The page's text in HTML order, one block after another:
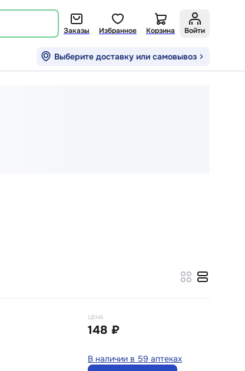
Заказы Избранное Корзина Войти
Выберите доставку или самовывоз
ЦЕНА
148 ₽
В наличии в 59 аптеках